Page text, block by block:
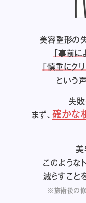
美容整形の
「事前
「慎重にク
という
失敗
まず、確かな
美
このような
減らすこと
※施術後の修